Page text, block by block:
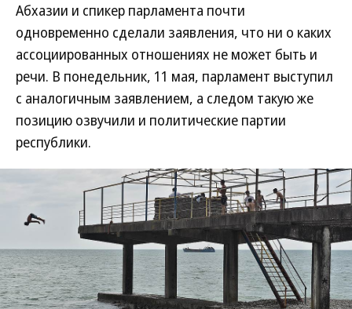
Абхазии и спикер парламента почти
одновременно сделали заявления, что ни о каких
ассоциированных отношениях не может быть и
речи. В понедельник, 11 мая, парламент выступил
с аналогичным заявлением, а следом такую же
позицию озвучили и политические партии
республики.